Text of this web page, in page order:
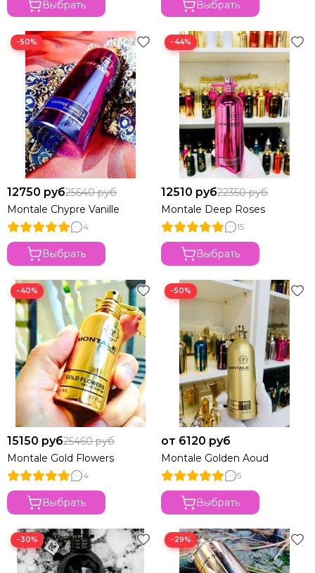
Выбрать Выбрать
−50%
12750 руб25640 руб
Montale Chypre Vanille
4
Выбрать
−44%
12510 руб22350 руб
Montale Deep Roses
15
Выбрать
−40%
15150 руб25460 руб
Montale Gold Flowers
4
Выбрать
−50%
от 6120 руб
Montale Golden Aoud
5
Выбрать
−30% −29%